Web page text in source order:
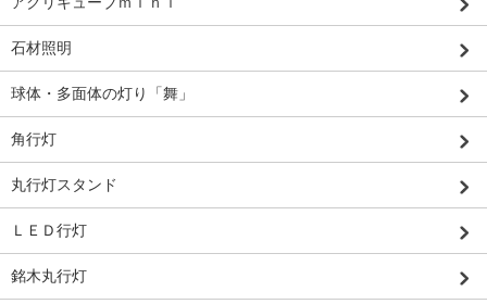
石材照明
球体・多面体の灯り「舞」
角行灯
丸行灯スタンド
ＬＥＤ行灯
銘木丸行灯